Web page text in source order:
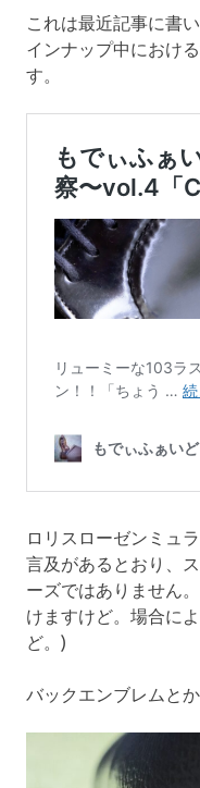
これは最近記事に書
インナップ中におけ
す。
ロリスローゼンミュ
言及があるとおり、
ーズではありません
けますけど。場合に
ど。)
バックエンブレムと